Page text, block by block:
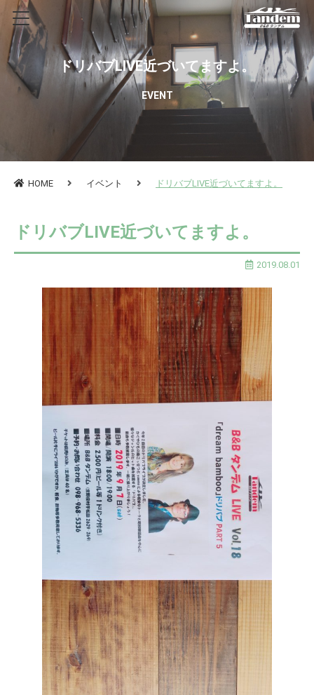
ドリバブLIVE近づいてますよ。
EVENT
HOME イベント ドリバブLIVE近づいてますよ。
ドリバブLIVE近づいてますよ。
2019.08.01